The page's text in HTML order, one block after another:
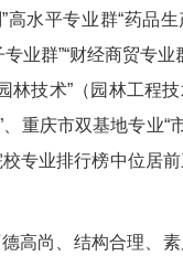
高水平专业群“药品
业群”“财经商贸专业
林技术”（园林工程
重庆市双基地专业“
专业排行榜中位居
高尚、结构合理、